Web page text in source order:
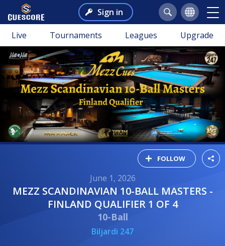
Sign in
Live Tournaments Leagues Upgrade
FOLLOW
June 1, 2026
MEZZ SCANDINAVIAN 10-BALL MASTERS -
FINLAND QUALIFIER 1 OF 4
10-Ball
Biljardi 247